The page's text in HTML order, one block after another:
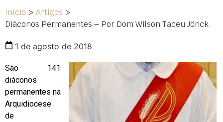
Início > Artigos >
Diáconos Permanentes – Por Dom Wilson Tadeu Jönck
1 de agosto de 2018
São 141
diáconos
permanentes na
Arquidiocese
de